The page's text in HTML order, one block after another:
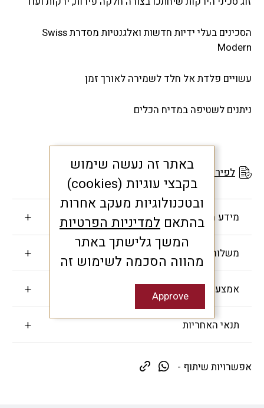
הסכינים בעלי ידיות חדשות ואלגנטיות מסדרת Swiss
Modern
עשויים פלדת אל חלד לשמירה לאורך זמן
ניתנים לשטיפה במדיח הכלים
לפירוט תנאי האחריות
מידע חשוב
משלוחים והחזרות
אמצעי תשלום
תנאי האחריות
אפשרויות שיתוף -
באתר זה נעשה שימוש
בקבצי עוגיות (cookies)
ובטכנולוגיות מעקב אחרות
בהתאם למדיניות הפרטיות
המשך גלישתך באתר
מהווה הסכמה לשימוש זה
Approve